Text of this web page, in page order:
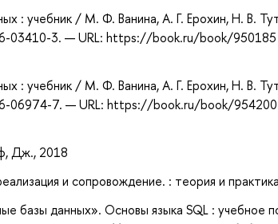
: учебник / М. Ф. Ванина, А. Г. Ерохин, Н. В.
03410-3. — URL: https://book.ru/book/
: учебник / М. Ф. Ванина, А. Г. Ерохин, Н. В.
06974-7. — URL: https://book.ru/book/
Дж., 2018
и сопровождение. : теория и
базы данных». Основы языка SQL :